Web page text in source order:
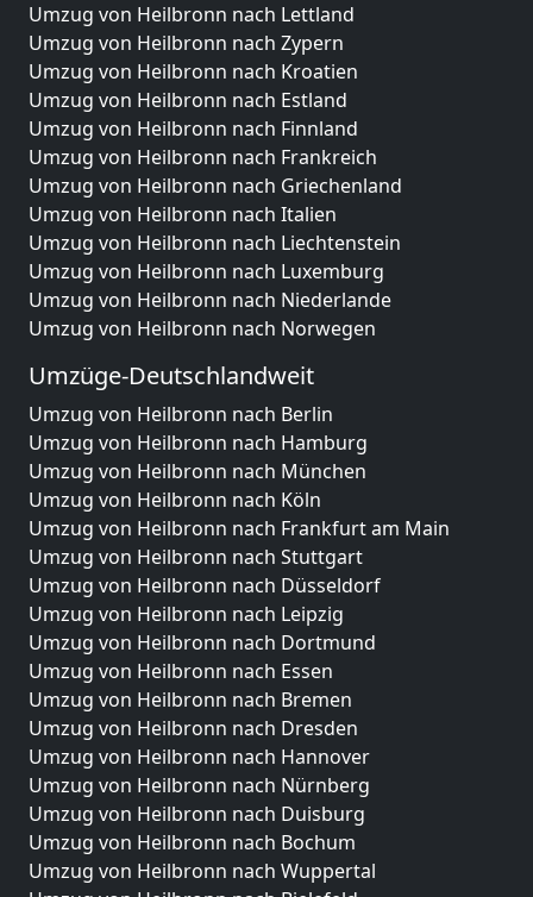
Umzug von Heilbronn nach Lettland
Umzug von Heilbronn nach Zypern
Umzug von Heilbronn nach Kroatien
Umzug von Heilbronn nach Estland
Umzug von Heilbronn nach Finnland
Umzug von Heilbronn nach Frankreich
Umzug von Heilbronn nach Griechenland
Umzug von Heilbronn nach Italien
Umzug von Heilbronn nach Liechtenstein
Umzug von Heilbronn nach Luxemburg
Umzug von Heilbronn nach Niederlande
Umzug von Heilbronn nach Norwegen
Umzüge-Deutschlandweit
Umzug von Heilbronn nach Berlin
Umzug von Heilbronn nach Hamburg
Umzug von Heilbronn nach München
Umzug von Heilbronn nach Köln
Umzug von Heilbronn nach Frankfurt am Main
Umzug von Heilbronn nach Stuttgart
Umzug von Heilbronn nach Düsseldorf
Umzug von Heilbronn nach Leipzig
Umzug von Heilbronn nach Dortmund
Umzug von Heilbronn nach Essen
Umzug von Heilbronn nach Bremen
Umzug von Heilbronn nach Dresden
Umzug von Heilbronn nach Hannover
Umzug von Heilbronn nach Nürnberg
Umzug von Heilbronn nach Duisburg
Umzug von Heilbronn nach Bochum
Umzug von Heilbronn nach Wuppertal